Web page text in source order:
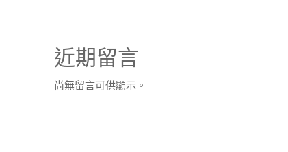
近期留言
尚無留言可供顯示。